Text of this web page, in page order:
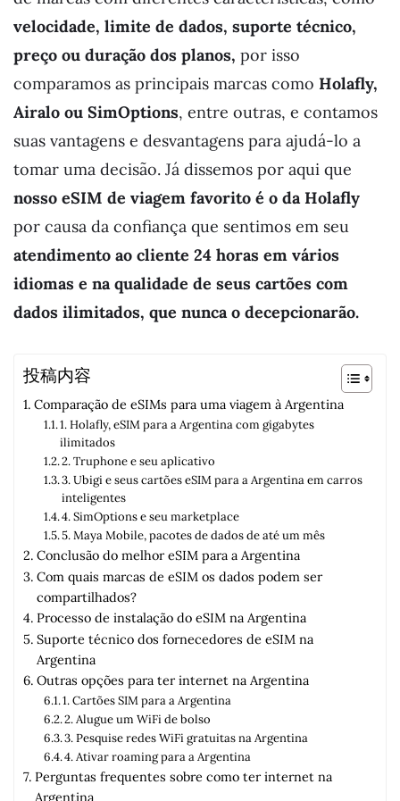
velocidade, limite de dados, suporte técnico,
preço ou duração dos planos, por isso
comparamos as principais marcas como Holafly,
Airalo ou SimOptions, entre outras, e contamos
suas vantagens e desvantagens para ajudá-lo a
tomar uma decisão. Já dissemos por aqui que
nosso eSIM de viagem favorito é o da Holafly
por causa da confiança que sentimos em seu
atendimento ao cliente 24 horas em vários
idiomas e na qualidade de seus cartões com
dados ilimitados, que nunca o decepcionarão.
投稿内容
Comparação de eSIMs para uma viagem à Argentina
1. Holafly, eSIM para a Argentina com gigabytes
ilimitados
2. Truphone e seu aplicativo
3. Ubigi e seus cartões eSIM para a Argentina em carros
inteligentes
4. SimOptions e seu marketplace
5. Maya Mobile, pacotes de dados de até um mês
Conclusão do melhor eSIM para a Argentina
Com quais marcas de eSIM os dados podem ser
compartilhados?
Processo de instalação do eSIM na Argentina
Suporte técnico dos fornecedores de eSIM na
Argentina
Outras opções para ter internet na Argentina
1. Cartões SIM para a Argentina
2. Alugue um WiFi de bolso
3. Pesquise redes WiFi gratuitas na Argentina
4. Ativar roaming para a Argentina
Perguntas frequentes sobre como ter internet na
Argentina